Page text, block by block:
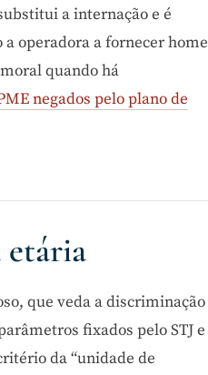
a internação e é
operadora a fornecer home
quando há
negados pelo plano de
etária
que veda a discriminação
fixados pelo STJ e
da “unidade de